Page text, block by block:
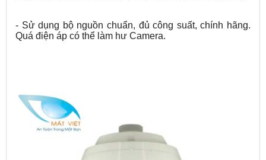
- Sử dụng bộ nguồn chuẩn, đủ công suất, chính hãng.
Quá điện áp có thể làm hư Camera.